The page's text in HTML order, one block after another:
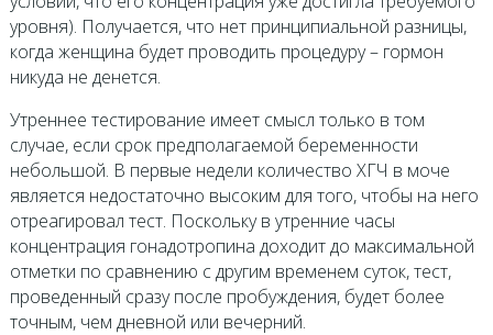
уровня). Получается, что нет принципиальной разницы,
когда женщина будет проводить процедуру – гормон
никуда не денется.
Утреннее тестирование имеет смысл только в том
случае, если срок предполагаемой беременности
небольшой. В первые недели количество ХГЧ в моче
является недостаточно высоким для того, чтобы на него
отреагировал тест. Поскольку в утренние часы
концентрация гонадотропина доходит до максимальной
отметки по сравнению с другим временем суток, тест,
проведенный сразу после пробуждения, будет более
точным, чем дневной или вечерний.